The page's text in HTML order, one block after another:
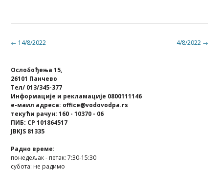
Post 4/8/2022 →
← 14/8/2022
Ослобођења 15,
26101 Панчево
Тел/ 013/345-377
Информације и рекламације 0800111146
е-маил адреса: office@vodovodpa.rs
текући рачун: 160 - 10370 - 06
ПИБ: СР 101864517
JBKJS 81335
Радно време:
понедељак - петак: 7:30-15:30
субота: не радимо